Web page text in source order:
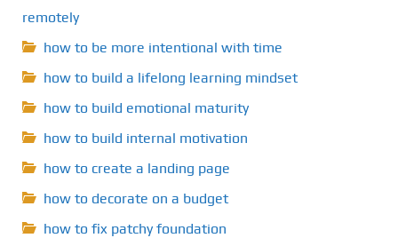
remotely
how to be more intentional with time
how to build a lifelong learning mindset
how to build emotional maturity
how to build internal motivation
how to create a landing page
how to decorate on a budget
how to fix patchy foundation